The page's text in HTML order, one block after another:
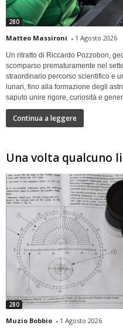
280
Matteo Massironi - 1 Agosto 2026
Un ritratto di Riccardo Pozzobon,
scomparso prematuramente nel
straordinario percorso scientifico e
lunari, fino alla formazione degli
saputo unire rigore, curiosità e
Continua a leggere
Una volta qualcuno
280
Muzio Bobbio - 1 Agosto 2026